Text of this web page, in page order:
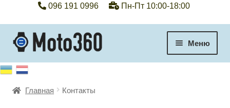
096 191 0996 Пн-Пт 10:00-18:00
Перейти
к
навигации
Перейти
к
содержимому
Меню
+38 096 191 0996
Категории
Главная Контакты